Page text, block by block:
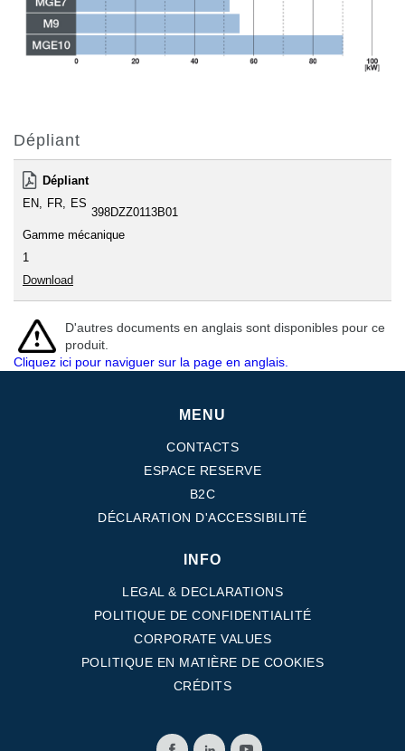
Dépliant
Dépliant
EN
FR ES
398DZZ0113B01
Gamme mécanique
1
Download
D'autres documents en anglais sont disponibles pour ce
produit.
Cliquez ici pour naviguer sur la page en anglais.
MENU
CONTACTS
ESPACE RESERVE
B2C
DÉCLARATION D'ACCESSIBILITÉ
INFO
LEGAL & DECLARATIONS
POLITIQUE DE CONFIDENTIALITÉ
CORPORATE VALUES
POLITIQUE EN MATIÈRE DE COOKIES
CRÉDITS